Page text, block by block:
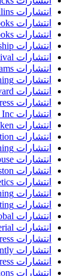
انتشارات HarperCollins
انتشارات HarperCollins Children's Books
انتشارات HarperCollins e-books
انتشارات HarperCollins Leadership
انتشارات HarperFestival
انتشارات Harry N. Abrams
انتشارات Hart Publishing
انتشارات Harvard
انتشارات Hatherleigh Press
انتشارات Hay House Inc
انتشارات Hoboken
انتشارات Hodder Education
انتشارات Hogrefe Publishing
انتشارات Holiday House
انتشارات Holt Rinehart & Winston
انتشارات Human Kinetics
انتشارات ICE Publishing
انتشارات IDM IELTS Writing
انتشارات IGI Global
انتشارات Imperial
انتشارات Imperial College Press
انتشارات Independently
انتشارات Industrial Press
انتشارات Inner Traditions